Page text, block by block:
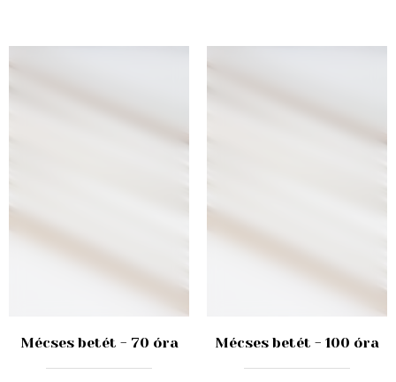
Mécses betét - 70 óra Mécses betét - 100 óra